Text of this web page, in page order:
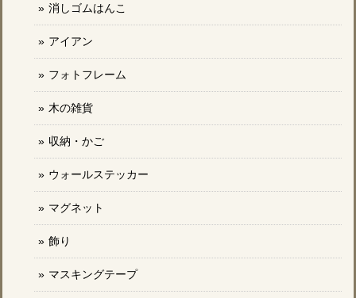
消しゴムはんこ
アイアン
フォトフレーム
木の雑貨
収納・かご
ウォールステッカー
マグネット
飾り
マスキングテープ